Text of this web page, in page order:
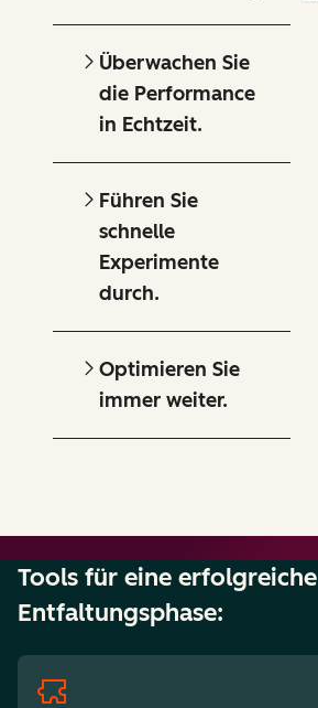
Überwachen Sie
die Performance
in Echtzeit.
Führen Sie
schnelle
Experimente
durch.
Optimieren Sie
immer weiter.
Tools für eine erfolgreiche
Entfaltungsphase: